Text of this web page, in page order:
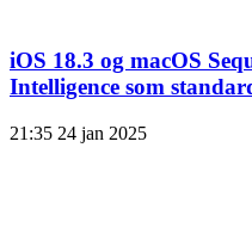
iOS 18.3 og macOS
Intelligence som
21:35 24 jan 2025